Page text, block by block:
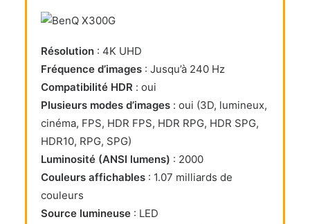
Résolution : 4K UHD
Fréquence d’images : Jusqu’à 240 Hz
Compatibilité HDR : oui
Plusieurs modes d’images : oui (3D, lumineux,
cinéma, FPS, HDR FPS, HDR RPG, HDR SPG,
HDR10, RPG, SPG)
Luminosité (ANSI lumens) : 2000
Couleurs affichables : 1.07 milliards de
couleurs
Source lumineuse : LED